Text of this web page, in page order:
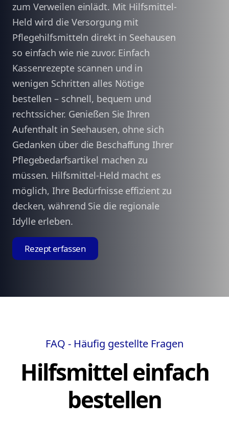
zum Verweilen einlädt. Mit Hilfsmittel-
Held wird die Versorgung mit
Pflegehilfsmitteln direkt in Seehausen
so einfach wie nie zuvor. Einfach
Kassenrezepte scannen und in
wenigen Schritten alles Nötige
bestellen – schnell, bequem und
rechtssicher. Genießen Sie Ihren
Aufenthalt in Seehausen, ohne sich
Gedanken über die Beschaffung Ihrer
Pflegebedarfsartikel machen zu
müssen. Hilfsmittel-Held macht es
möglich, Ihre Bedürfnisse effizient zu
decken, während Sie die regionale
Idylle erleben.
Rezept erfassen
FAQ - Häufig gestellte Fragen
Hilfsmittel einfach
bestellen